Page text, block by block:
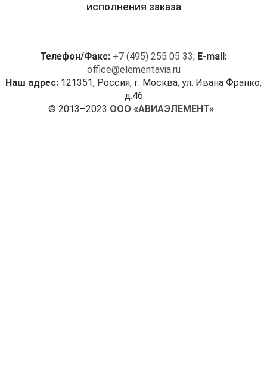
исполнения заказа
Телефон/Факс: +7 (495) 255 05 33; E-mail:
office@elementavia.ru
Наш адрес: 121351, Россия, г. Москва, ул. Ивана Франко,
д.46
© 2013–2023 ООО «АВИАЭЛЕМЕНТ»